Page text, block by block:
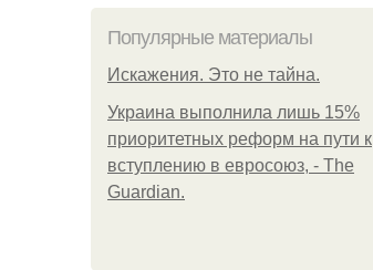
Популярные материалы
Искажения. Это не тайна.
Украина выполнила лишь 15%
приоритетных реформ на пути к
вступлению в евросоюз, - The
Guardian.